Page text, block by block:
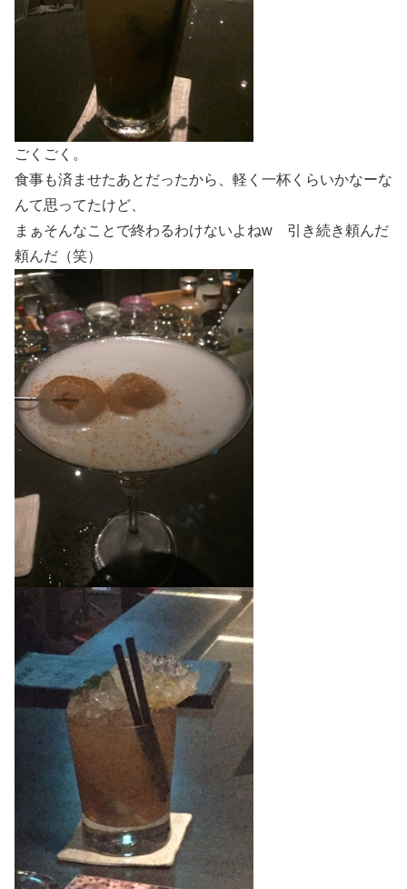
ごくごく。
食事も済ませたあとだったから、軽く一杯くらいかなーな
んて思ってたけど、
まぁそんなことで終わるわけないよねw 引き続き頼んだ
頼んだ（笑）